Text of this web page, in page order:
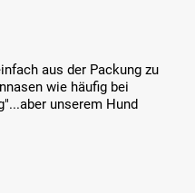
aus der Packung zu
wie häufig bei
unserem Hund